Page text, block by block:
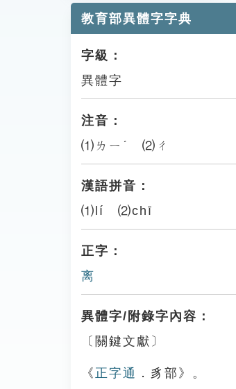
教育部異體字字典
字級：
異體字
注音：
⑴ㄌㄧˊ ⑵ㄔ
漢語拼音：
⑴lí ⑵chī
正字：
离
異體字/附錄字內容：
〔關鍵文獻〕
《 正字通 ．豸部》。